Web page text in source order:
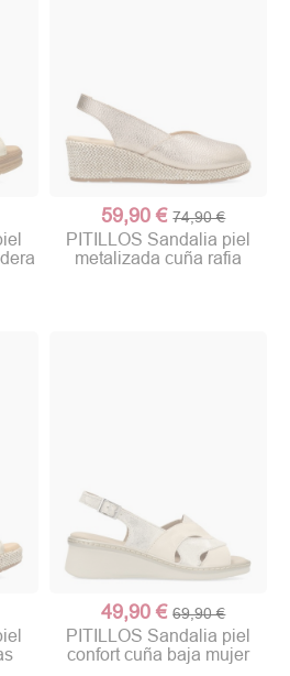
59,90 € 74,90 €
PITILLOS Sandalia piel
metalizada cuña rafia
49,90 € 69,90 €
PITILLOS Sandalia piel
confort cuña baja mujer